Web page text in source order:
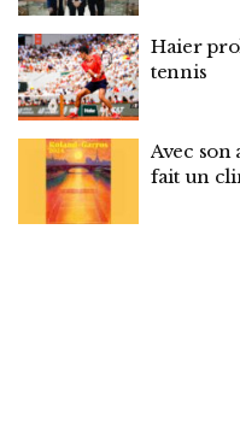
Haier
tennis
Avec
fait un